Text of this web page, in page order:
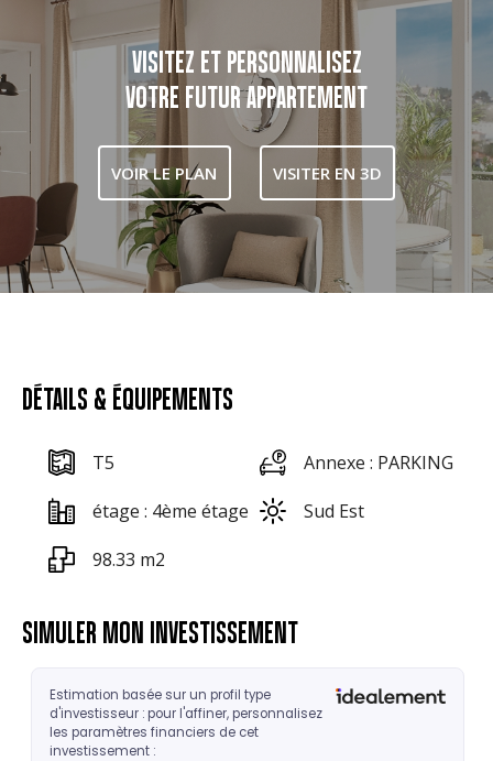
VISITEZ ET PERSONNALISEZ
VOTRE FUTUR APPARTEMENT
VOIR LE PLAN VISITER EN 3D
DÉTAILS & ÉQUIPEMENTS
T5
Annexe : PARKING
étage : 4ème étage
Sud Est
98.33 m2
SIMULER MON INVESTISSEMENT